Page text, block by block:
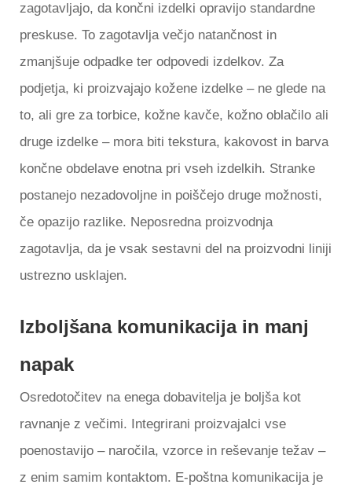
zagotavljajo, da končni izdelki opravijo standardne
preskuse. To zagotavlja večjo natančnost in
zmanjšuje odpadke ter odpovedi izdelkov. Za
podjetja, ki proizvajajo kožene izdelke – ne glede na
to, ali gre za torbice, kožne kavče, kožno oblačilo ali
druge izdelke – mora biti tekstura, kakovost in barva
končne obdelave enotna pri vseh izdelkih. Stranke
postanejo nezadovoljne in poiščejo druge možnosti,
če opazijo razlike. Neposredna proizvodnja
zagotavlja, da je vsak sestavni del na proizvodni liniji
ustrezno usklajen.
Izboljšana komunikacija in manj
napak
Osredotočitev na enega dobavitelja je boljša kot
ravnanje z večimi. Integrirani proizvajalci vse
poenostavijo – naročila, vzorce in reševanje težav –
z enim samim kontaktom. E-poštna komunikacija je